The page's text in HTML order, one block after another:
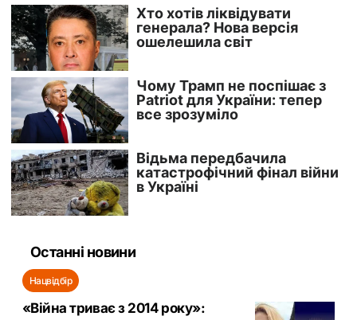
Останні новини
Нацвідбір
«Війна триває з 2014 року»: